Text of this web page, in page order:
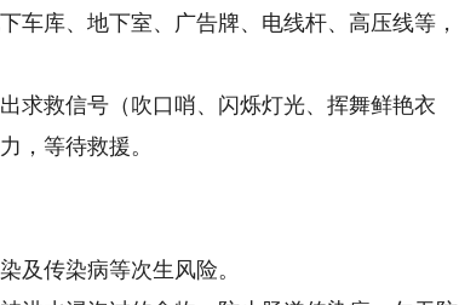
库、地下室、广告牌、电线杆、高压线等，
救信号（吹口哨、闪烁灯光、挥舞鲜艳衣
，等待救援。
传染病等次生风险。